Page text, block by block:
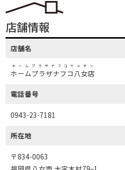
店舗情報
店舗名
ホームプラザナフコ八女店
ホームプラザナフコヤメテン
電話番号
0943-23-7181
所在地
〒834-0063